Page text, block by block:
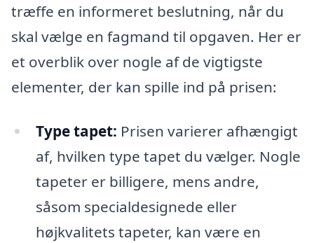
træffe en informeret beslutning, når du
skal vælge en fagmand til opgaven. Her er
et overblik over nogle af de vigtigste
elementer, der kan spille ind på prisen:
Type tapet: Prisen varierer afhængigt
af, hvilken type tapet du vælger. Nogle
tapeter er billigere, mens andre,
såsom specialdesignede eller
højkvalitets tapeter, kan være en